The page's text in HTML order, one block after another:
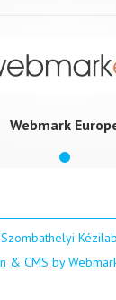
Webmark
& CMS by